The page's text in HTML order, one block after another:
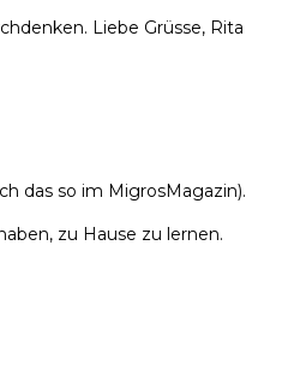
Liebe Grüsse, Rita
das so im MigrosMagazin).
zu Hause zu lernen.